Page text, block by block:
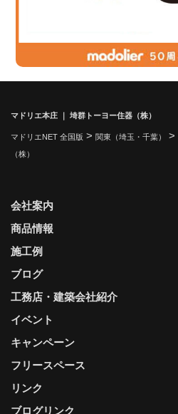
マドリエ本庄 ｜ 埼群トーヨー住器（株）
マドリエNET 全国版 > 関東（埼玉・千葉） >
（株）
会社案内
商品情報
施工例
ブログ
工務店・建築会社紹介
イベント
キャンペーン
フリースペース
リンク
ブログリンク